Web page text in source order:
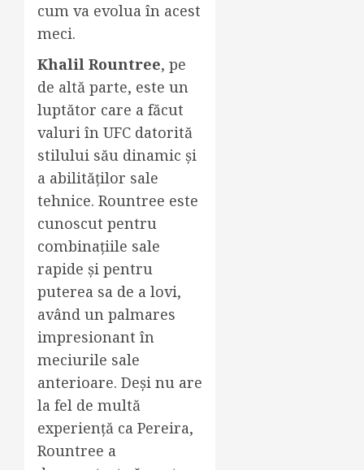
cum va evolua în acest
meci.
Khalil Rountree, pe
de altă parte, este un
luptător care a făcut
valuri în UFC datorită
stilului său dinamic și
a abilităților sale
tehnice. Rountree este
cunoscut pentru
combinațiile sale
rapide și pentru
puterea sa de a lovi,
având un palmares
impresionant în
meciurile sale
anterioare. Deși nu are
la fel de multă
experiență ca Pereira,
Rountree a